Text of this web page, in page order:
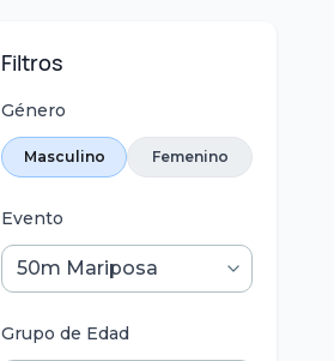
Filtros
Género
Masculino Femenino
Evento
Grupo de Edad